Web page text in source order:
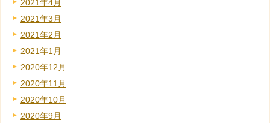
2021年4月
2021年3月
2021年2月
2021年1月
2020年12月
2020年11月
2020年10月
2020年9月